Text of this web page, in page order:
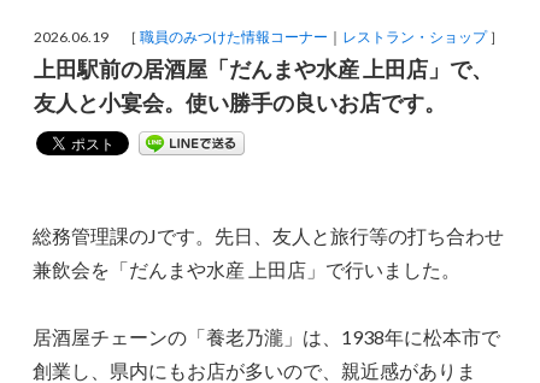
2026.06.19 ［職員のみつけた情報コーナー レストラン・ショップ］
上田駅前の居酒屋「だんまや水産 上田店」で、
友人と小宴会。使い勝手の良いお店です。
総務管理課のJです。先日、友人と旅行等の打ち合わせ
兼飲会を「だんまや水産 上田店」で行いました。
居酒屋チェーンの「養老乃瀧」は、1938年に松本市で
創業し、県内にもお店が多いので、親近感がありま